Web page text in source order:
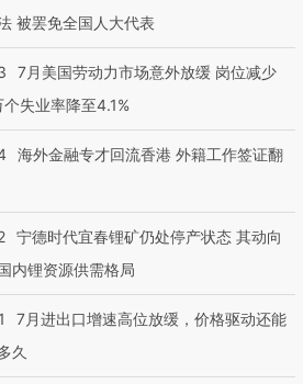
四届链博
“链”接产
【特别呈现】寻找100种
有意思的生活方式·第三对
CFO
住三大
被罢免全国人大代表
7月美国劳动力市场意外放缓 岗位减少
失业率降至4.1%
海外金融专才回流香港 外籍工作签证翻
宁德时代宜春锂矿仍处停产状态 其动向
内锂资源供需格局
7月进出口增速高位放缓，价格驱动还能
久